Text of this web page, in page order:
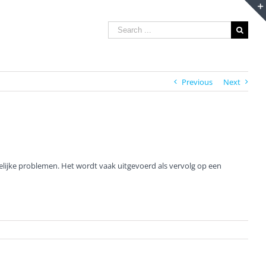
Search
for:
Previous Next
problemen. Het wordt vaak uitgevoerd als vervolg op een